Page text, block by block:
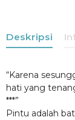
Deskripsi
“Karena
hati yang
***”
Pintu adalah